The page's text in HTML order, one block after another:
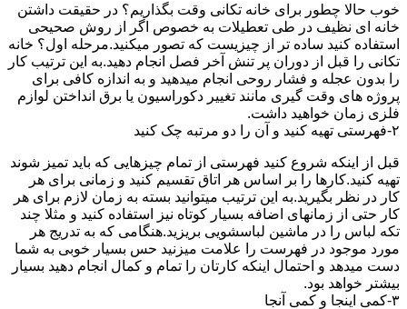
خوب حالا چطور برای خانه تکانی وقت بگذاریم؟ در حقیقت داشتن
خانه ای نظیف در طی تعطیلات به خصوص اگر از روش صحیحی
استفاده کنید ساده تر از چیزیست که تصور میکنید.مرحله اول؟ خانه
تکانی را قبل از دوران پر تنش آخر فصل انجام دهید.به این ترتیب کار
را بدون عجله و فشار روحی انجام میدهید و به اندازه کافی برای
پروژه های وقت گیری مانند تغییر دکوراسیون یا برق انداختن لوازم
فلزی زمان خواهید داشت.
۲-فهرستی تهیه کنید و آن را دو مرتبه چک کنید
قبل از اینکه شروع کنید فهرستی از تمام چیزهایی که باید تمیز شوند
تهیه کنید.کارها را بر اساس هر اتاق تقسیم کنید و زمانی برای هر
کار در نظر بگیرید.به این ترتیب میتوانید بسته به زمان لازم برای هر
کار حتی از زمانهای اضافه بسیار کوتاه نیز استفاده کنید و مثلا چند
تکه لباس را در ماشین لباسشویی بریزید.هنگامی که به تدریج هر
مورد موجود در فهرست را علامت میزنید حس بسیار خوبی به شما
دست میدهد و احتمال اینکه کارتان را تمام و کمال انجام دهید بسیار
بیشتر خواهد بود.
۳-کمی اینجا و کمی آنجا